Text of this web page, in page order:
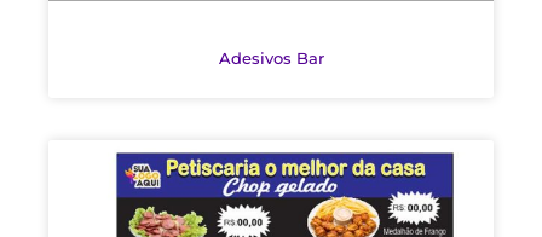
Adesivos Bar